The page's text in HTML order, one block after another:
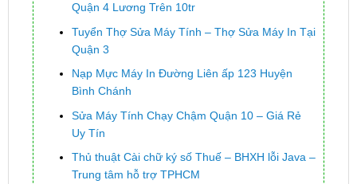
Quận 4 Lương Trên 10tr
Tuyển Thợ Sửa Máy Tính – Thợ Sửa Máy In Tại
Quận 3
Nạp Mực Máy In Đường Liên ấp 123 Huyện
Bình Chánh
Sửa Máy Tính Chạy Chậm Quận 10 – Giá Rẻ
Uy Tín
Thủ thuật Cài chữ ký số Thuế – BHXH lỗi Java –
Trung tâm hỗ trợ TPHCM